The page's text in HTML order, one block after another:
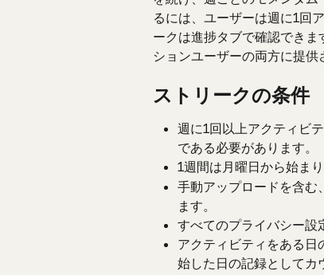
るには、ユーザーは週に1回
ークは進捗タブで確認でき
ションユーザーの両方に提供
ストリークの条件
週に1回以上アクティビ
である必要があります。
1週間は月曜日から始ま
手動アップロードを含む
ます。
すべてのプライバシー設
アクティビティをある
始した日の記録としてカ